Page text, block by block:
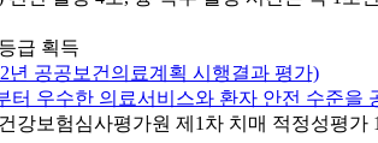
건강보험심사평가원 제1차 치매 적정성평가